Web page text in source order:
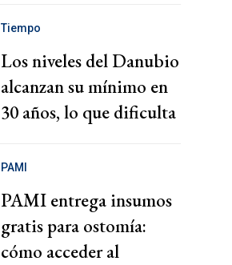
Tiempo
Los niveles del Danubio
alcanzan su mínimo en
30 años, lo que dificulta
navegación
PAMI
PAMI entrega insumos
gratis para ostomía:
cómo acceder al